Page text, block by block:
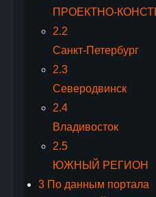
ПРОЕКТНО-
2.2
Санкт-Петербург
2.3
Северодвинск
2.4
Владивосток
2.5
ЮЖНЫЙ РЕГИОН
3По данным портала